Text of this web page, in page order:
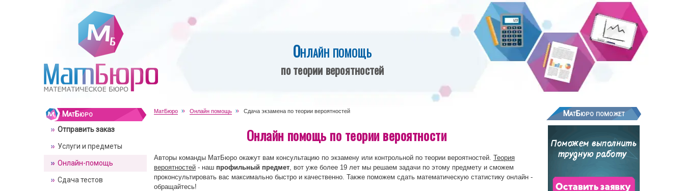
Онлайн помощь
по теории вероятностей
МатБюро Онлайн помощь Сдача экзамена по теории вероятностей
Онлайн помощь по теории вероятности
Авторы команды МатБюро окажут вам консультацию по экзамену или контрольной по теории вероятностей. Теория
вероятностей - наш профильный предмет, вот уже более 19 лет мы решаем задачи по этому предмету и сможем
проконсультировать вас максимально быстро и качественно. Также поможем сдать математическую статистику онлайн -
обращайтесь!
МатБюро
Отправить заказ
Услуги и предметы
Онлайн-помощь
Сдача тестов
МатБюро поможет